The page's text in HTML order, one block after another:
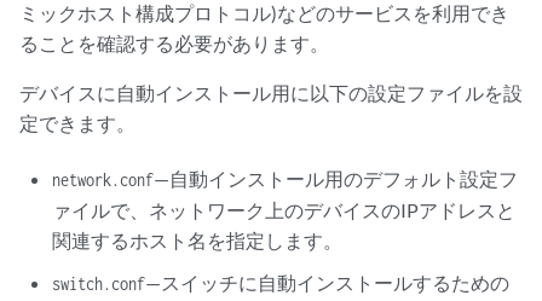
ミックホスト構成プロトコル)などのサービスを利用でき
ることを確認する必要があります。
デバイスに自動インストール用に以下の設定ファイルを設
定できます。
network.conf—自動インストール用のデフォルト設定フ
ァイルで、ネットワーク上のデバイスのIPアドレスと
関連するホスト名を指定します。
switch.conf—スイッチに自動インストールするための